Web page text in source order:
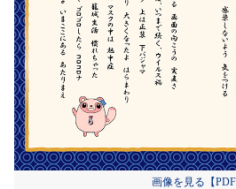
画像を見る【PDF